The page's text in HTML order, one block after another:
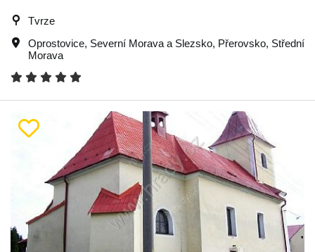
Tvrze
Oprostovice, Severní Morava a Slezsko, Přerovsko, Střední
Morava